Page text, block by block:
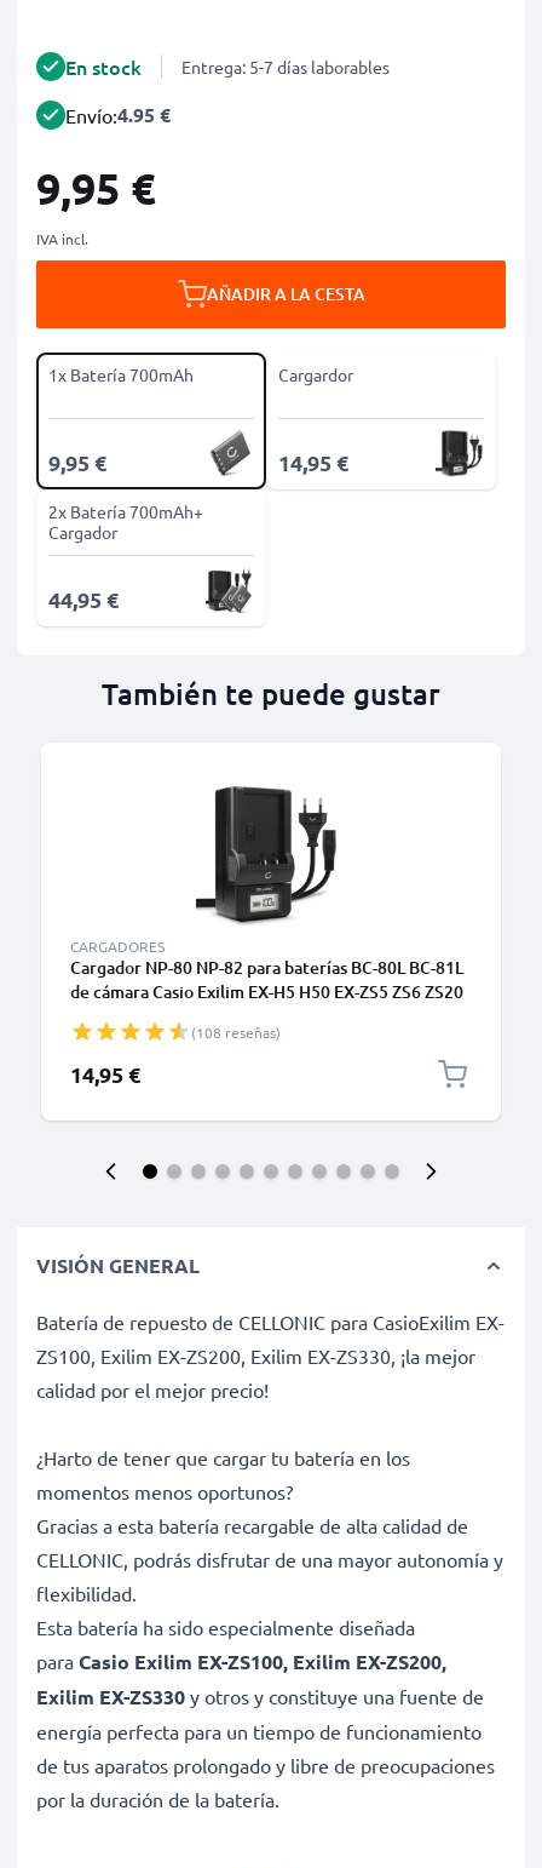
En stock Entrega: 5-7 días laborables
Envío:4.95 €
9,95 €
IVA incl.
AÑADIR A LA CESTA
1x Batería 700mAh
9,95 €
Cargardor
14,95 €
2x Batería 700mAh+
Cargador
44,95 €
También te puede gustar
CARGADORES
Cargador NP-80 NP-82 para baterías BC-80L BC-81L
de cámara Casio Exilim EX-H5 H50 EX-ZS5 ZS6 ZS20
de CELLONIC
(108 reseñas)
14,95 €
VISIÓN GENERAL
Batería de repuesto de CELLONIC para CasioExilim EX-
ZS100, Exilim EX-ZS200, Exilim EX-ZS330, ¡la mejor
calidad por el mejor precio!
¿Harto de tener que cargar tu batería en los
momentos menos oportunos?
Gracias a esta batería recargable de alta calidad de
CELLONIC, podrás disfrutar de una mayor autonomía y
flexibilidad.
Esta batería ha sido especialmente diseñada
para Casio Exilim EX-ZS100, Exilim EX-ZS200,
Exilim EX-ZS330 y otros y constituye una fuente de
energía perfecta para un tiempo de funcionamiento
de tus aparatos prolongado y libre de preocupaciones
por la duración de la batería.